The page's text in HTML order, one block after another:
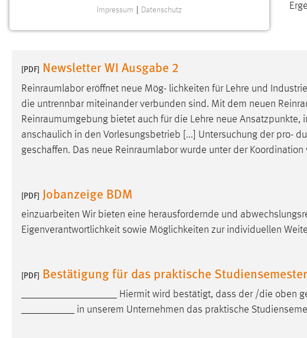
[PDF] Newsletter WI Ausgabe 2
Reinraumlaboreröffnet neue Mög- lichkeiten für Lehre und
die untrennbar miteinander verbunden sind. Mit dem neuen
Reinraumumgebung bietet auch für die Lehre neue
anschaulich in den Vorlesungsbetrieb [...] Untersuchung der pro-
geschaffen. Das neue Reinraumlaborwurde unter der Koordination
[PDF] Jobanzeige BDM
einzuarbeiten Wir bieten eine herausfordernde und
Eigenverantwortlichkeit sowie Möglichkeiten zur individuellen
[PDF] Bestätigung für das praktische
__________________ Hiermit wird bestätigt, dass der /die oben
__________ in unserem Unternehmen das praktische
Website erforderlich.
Einverständnis
Name: cookie_consent
Dieser Cookie speichert die
ausgewählten Einverständnis-Optionen
Cookie Laufzeit: 1 Jahr
Performance
Zweck:
Für performante Seitenauslieferung wird
in diesem Cookie gespeichert, ob man
eingeloggt ist.
Impressum Datenschutz